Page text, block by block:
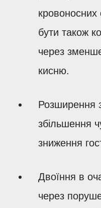
бути також
через
кисню.
Розширення
збільшення
зниження
Двоїння в
через